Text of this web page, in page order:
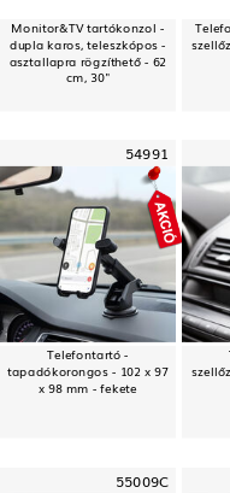
Monitor&TV tartókonzol -
dupla karos, teleszkópos -
asztallapra rögzíthető - 62
cm, 30"
54991
Telefontartó -
tapadókorongos - 102 x 97
x 98 mm - fekete
55009C